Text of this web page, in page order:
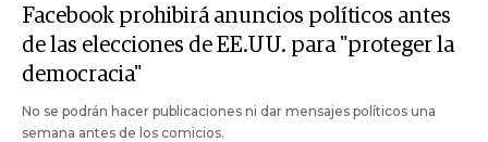
Facebook prohibirá anuncios políticos antes
de las elecciones de EE.UU. para "proteger la
democracia"
No se podrán hacer publicaciones ni dar mensajes políticos una
semana antes de los comicios.